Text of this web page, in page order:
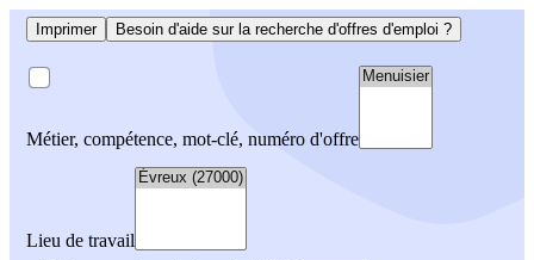
Imprimer Besoin d'aide sur la recherche d'offres d'emploi ?
Métier, compétence, mot-clé, numéro d'offre
Lieu de travail